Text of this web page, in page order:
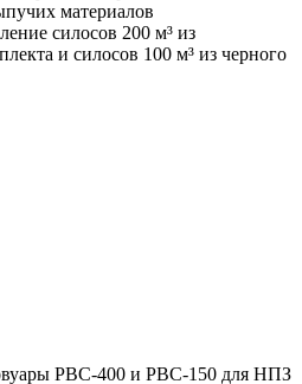
материалов
силосов 200 м³ из
и силосов 100 м³ из черного